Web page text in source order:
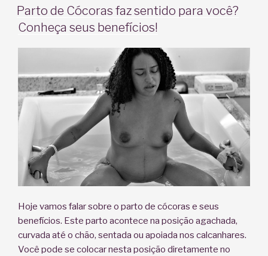
a
parto”
EM
Parto de Cócoras faz sentido para você?
Conheça seus benefícios!
Hoje vamos falar sobre o parto de cócoras e seus
benefícios. Este parto acontece na posição agachada,
curvada até o chão, sentada ou apoiada nos calcanhares.
Você pode se colocar nesta posição diretamente no